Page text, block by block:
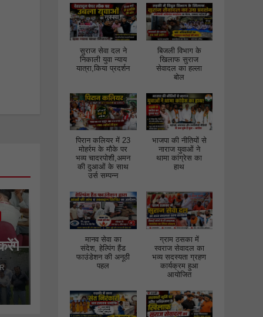
सुराज सेवा दल ने
निकाली युवा न्याय
यात्रा,किया प्रदर्शन
बिजली विभाग के
खिलाफ सुराज
सेवादल का हल्ला
बोल
पिरान कलियर में 23
मोहर्रम के मौके पर
भव्य चादरपोशी,अमन
की दुआओं के साथ
उर्स सम्पन्न
भाजपा की नीतियों से
नाराज युवाओं ने
थामा कांग्रेस का
हाथ
मानव सेवा का
संदेश, हेल्पिंग हैंड
फाउंडेशन की अनूठी
पहल
ग्राम ठसका में
स्वराज सेवादल का
भव्य सदस्यता ग्रहण
कार्यक्रम हुआ
आयोजित